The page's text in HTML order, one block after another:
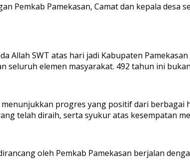
Pemkab Pamekasan, Camat dan kepala desa
Allah SWT atas hari jadi Kabupaten
seluruh elemen masyarakat. 492 tahun ini
progres yang positif dari
telah diraih, serta syukur atas kesempatan
oleh Pemkab Pamekasan berjalan